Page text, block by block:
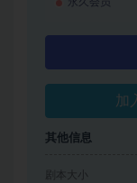
加
其他信息
剧本大小